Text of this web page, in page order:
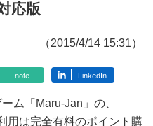
応版
（2015/4/14 15:31）
note LinkedIn
ム「Maru-Jan」の、
用は完全有料のポイント購